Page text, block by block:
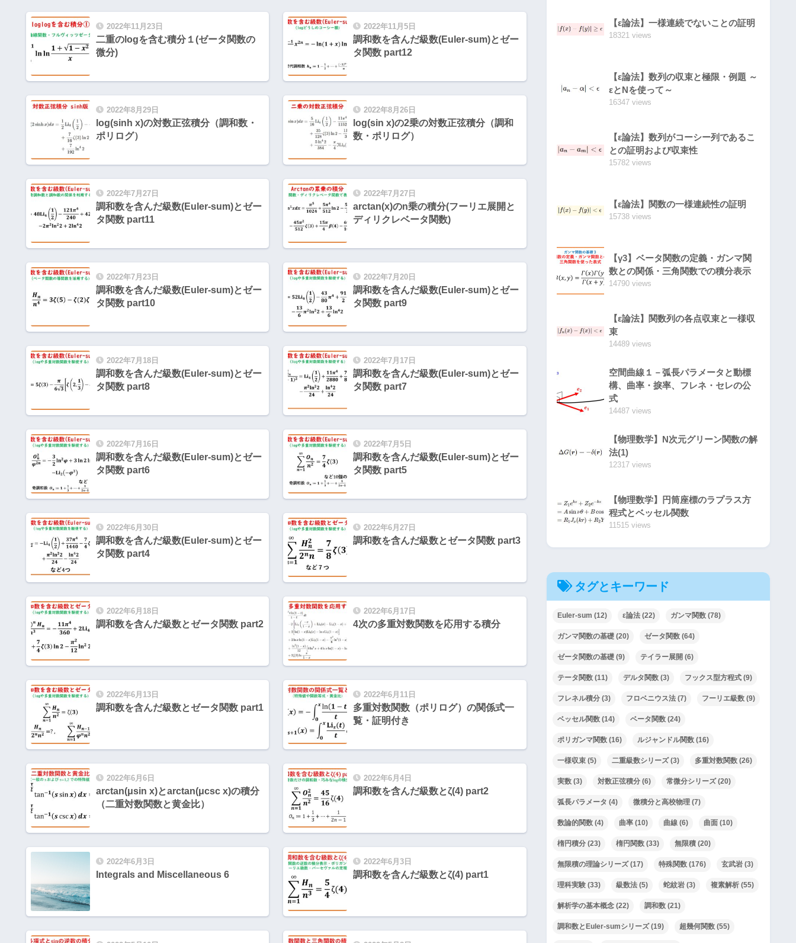
2022年11月23日
二重のlogを含む積分１(ゼータ関数の
微分)
2022年11月5日
調和数を含んだ級数(Euler-sum)とゼー
タ関数 part12
2022年8月29日
log(sinh x)の対数正弦積分（調和数・
ポリログ）
2022年8月26日
log(sin x)の2乗の対数正弦積分（調和
数・ポリログ）
2022年7月27日
調和数を含んだ級数(Euler-sum)とゼー
タ関数 part11
2022年7月27日
arctan(x)のn乗の積分(フーリエ展開と
ディリクレベータ関数)
2022年7月23日
調和数を含んだ級数(Euler-sum)とゼー
タ関数 part10
2022年7月20日
調和数を含んだ級数(Euler-sum)とゼー
タ関数 part9
2022年7月18日
調和数を含んだ級数(Euler-sum)とゼー
タ関数 part8
2022年7月17日
調和数を含んだ級数(Euler-sum)とゼー
タ関数 part7
2022年7月16日
調和数を含んだ級数(Euler-sum)とゼー
タ関数 part6
2022年7月5日
調和数を含んだ級数(Euler-sum)とゼー
タ関数 part5
2022年6月30日
調和数を含んだ級数(Euler-sum)とゼー
タ関数 part4
2022年6月27日
調和数を含んだ級数とゼータ関数 part3
2022年6月18日
調和数を含んだ級数とゼータ関数 part2
2022年6月17日
4次の多重対数関数を応用する積分
2022年6月13日
調和数を含んだ級数とゼータ関数 part1
2022年6月11日
多重対数関数（ポリログ）の関係式一
覧・証明付き
2022年6月6日
arctan(μsin x)とarctan(μcsc x)の積分
（二重対数関数と黄金比）
2022年6月4日
調和数を含んだ級数とζ(4) part2
2022年6月3日
Integrals and Miscellaneous 6
2022年6月3日
調和数を含んだ級数とζ(4) part1
【ε論法】一様連続でないことの証明
18321 views
【ε論法】数列の収束と極限・例題 ～
εとNを使って～
16347 views
【ε論法】数列がコーシー列であるこ
との証明および収束性
15782 views
【ε論法】関数の一様連続性の証明
15738 views
【γ3】ベータ関数の定義・ガンマ関
数との関係・三角関数での積分表示
14790 views
【ε論法】関数列の各点収束と一様収
束
14489 views
空間曲線１－弧長パラメータと動標
構、曲率・捩率、フレネ・セレの公
式
14487 views
【物理数学】N次元グリーン関数の解
法(1)
12317 views
【物理数学】円筒座標のラプラス方
程式とベッセル関数
11515 views
タグとキーワード
Euler-sum (12) ε論法 (22) ガンマ関数 (78)
ガンマ関数の基礎 (20) ゼータ関数 (64)
ゼータ関数の基礎 (9) テイラー展開 (6)
テータ関数 (11) デルタ関数 (3) フックス型方程式 (9)
フレネル積分 (3) フロベニウス法 (7) フーリエ級数 (9)
ベッセル関数 (14) ベータ関数 (24)
ポリガンマ関数 (16) ルジャンドル関数 (16)
一様収束 (5) 二重級数シリーズ(3) 多重対数関数 (26)
実数 (3) 対数正弦積分 (6) 常微分シリーズ(20)
弧長パラメータ (4) 微積分と高校物理 (7)
数論的関数 (4) 曲率 (10) 曲線 (6) 曲面 (10)
楕円積分 (23) 楕円関数 (33) 無限積 (20)
無限積の理論シリーズ(17) 特殊関数 (176) 玄武岩 (3)
理科実験 (33) 級数法 (5) 蛇紋岩 (3) 複素解析 (55)
解析学の基本概念 (22) 調和数 (21)
調和数とEuler-sumシリーズ(19) 超幾何関数 (55)